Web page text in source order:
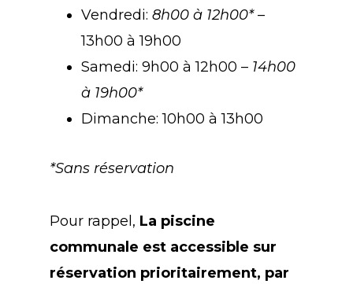
Vendredi: 8h00 à 12h00*–
13h00 à 19h00
Samedi: 9h00 à 12h00 – 14h00
à 19h00*
Dimanche: 10h00 à 13h00
*Sans réservation
Pour rappel, La piscine
communale est accessible sur
réservation prioritairement, par